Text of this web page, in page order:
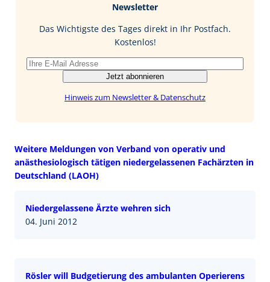
I
Newsletter
Das Wichtigste des Tages direkt in Ihr Postfach.
Kostenlos!
Jetzt abonnieren
Hinweis zum Newsletter & Datenschutz
Weitere Meldungen von Verband von operativ und
anästhesiologisch tätigen niedergelassenen Fachärzten in
Deutschland (LAOH)
Niedergelassene Ärzte wehren sich
04. Juni 2012
Rösler will Budgetierung des ambulanten Operierens